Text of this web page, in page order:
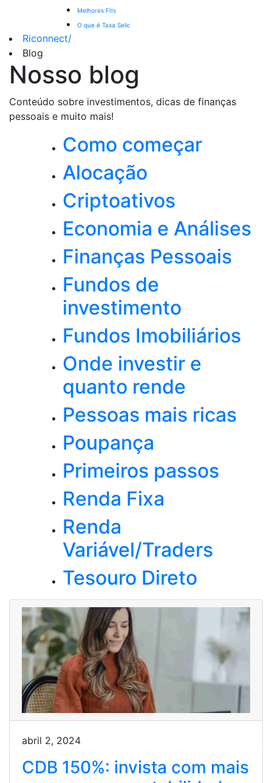
Melhores FIIs
O que é Taxa Selic
Riconnect/
Blog
Nosso blog
Conteúdo sobre investimentos, dicas de finanças
pessoais e muito mais!
Como começar
Alocação
Criptoativos
Economia e Análises
Finanças Pessoais
Fundos de
investimento
Fundos Imobiliários
Onde investir e
quanto rende
Pessoas mais ricas
Poupança
Primeiros passos
Renda Fixa
Renda
Variável/Traders
Tesouro Direto
abril 2, 2024
CDB 150%: invista com mais